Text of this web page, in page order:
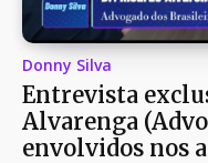
Donny Silva
Entrevista
Alvarenga
envolvidos nos